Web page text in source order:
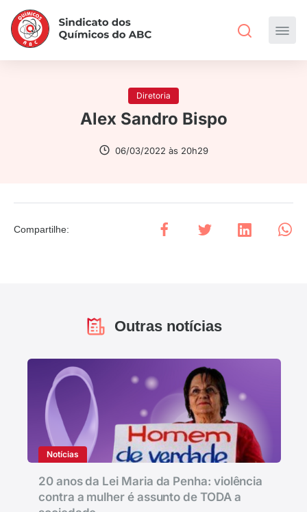
Diretoria
Alex Sandro Bispo
06/03/2022 às 20h29
Compartilhe:
Outras notícias
Notícias
20 anos da Lei Maria da Penha: violência
contra a mulher é assunto de TODA a